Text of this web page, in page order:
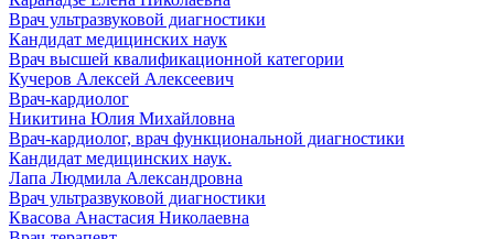
Врач ультразвуковой диагностики
Кандидат медицинских наук
Врач высшей квалификационной категории
Кучеров Алексей Алексеевич
Врач-кардиолог
Никитина Юлия Михайловна
Врач-кардиолог, врач функциональной диагностики
Кандидат медицинских наук.
Лапа Людмила Александровна
Врач ультразвуковой диагностики
Квасова Анастасия Николаевна